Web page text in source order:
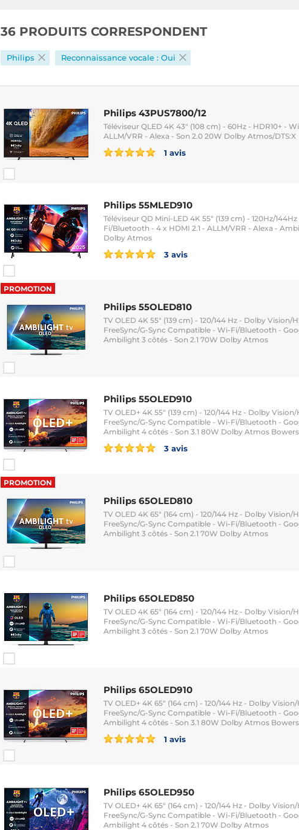
36 PRODUITS CORRESPONDENT
Philips Reconnaissance vocale : Oui
Philips 43PUS7800/12
Téléviseur QLED 4K 43" (108 cm) - 60Hz - HDR10+ -
ALLM/VRR - Alexa - Son 2.0 20W Dolby Atmos/DTS:X
1 avis
Philips 55MLED910
Téléviseur QD Mini-LED 4K 55" (139 cm) - 120Hz/
Fi/Bluetooth - 4 x HDMI 2.1 - ALLM/VRR - Alexa -
Dolby Atmos
3 avis
PROMOTION
Philips 55OLED810
TV OLED 4K 55" (139 cm) - 120/144 Hz - Dolby Vision/
FreeSync/G-Sync Compatible - Wi-Fi/Bluetooth -
Ambilight 3 côtés - Son 2.1 70W Dolby Atmos
Philips 55OLED910
TV OLED+ 4K 55" (139 cm) - 120/144 Hz - Dolby
FreeSync/G-Sync Compatible - Wi-Fi/Bluetooth -
Ambilight 4 côtés - Son 3.1 80W Dolby Atmos
3 avis
PROMOTION
Philips 65OLED810
TV OLED 4K 65" (164 cm) - 120/144 Hz - Dolby Vision/
FreeSync/G-Sync Compatible - Wi-Fi/Bluetooth -
Ambilight 3 côtés - Son 2.1 70W Dolby Atmos
Philips 65OLED850
TV OLED 4K 65" (164 cm) - 120/144 Hz - Dolby Vision/
FreeSync/G-Sync Compatible - Wi-Fi/Bluetooth -
Ambilight 3 côtés - Son 2.1 70W Dolby Atmos
Philips 65OLED910
TV OLED+ 4K 65" (164 cm) - 120/144 Hz - Dolby
FreeSync/G-Sync Compatible - Wi-Fi/Bluetooth -
Ambilight 4 côtés - Son 3.1 80W Dolby Atmos
1 avis
Philips 65OLED950
TV OLED+ 4K 65" (164 cm) - 120/144 Hz - Dolby
FreeSync/G-Sync Compatible - Wi-Fi/Bluetooth -
Ambilight 4 côtés - Son 2.1 70W Dolby Atmos